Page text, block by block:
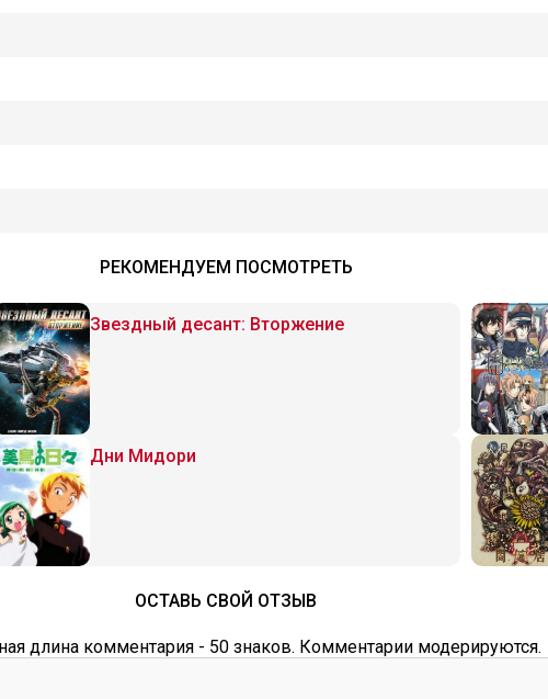
РЕКОМЕНДУЕМ ПОСМОТРЕТЬ
Звездный десант: Вторжение
Дни Мидори
ОСТАВЬ СВОЙ ОТЗЫВ
длина комментария - 50 знаков. Комментарии модерируются.